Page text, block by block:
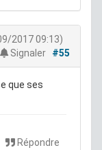
2017 09:13)
Signaler
#55
que ses
Répondre